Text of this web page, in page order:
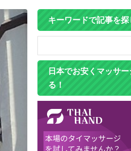
キーワードで記事を探
日本でお安くマッサ
る！